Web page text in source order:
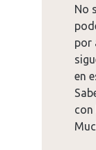
No
por
en
con